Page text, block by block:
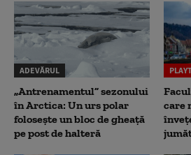
ADEVĂRUL
„Antrenamentul” sezonului
în Arctica: Un urs polar
folosește un bloc de gheață
pe post de halteră
care